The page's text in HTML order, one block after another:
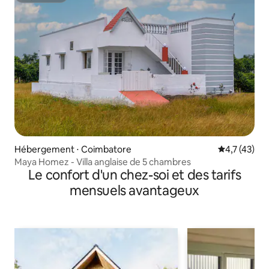
Hébergement ⋅ Coimbatore Évaluation
4,7 (43)
Maya Homez - Villa anglaise de 5 chambres
Le confort d'un chez-soi et des tarifs
mensuels avantageux